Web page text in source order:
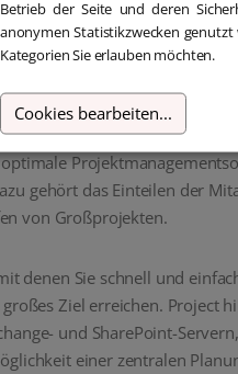
Beschreibung
gehört das Einteilen der
von Großprojekten.
denen Sie schnell und
Ziel erreichen. Project
und SharePoint-
einer zentralen
Betrieb der Seite und deren
anonymen Statistikzwecken genutzt
Kategorien Sie erlauben möchten.
Cookies bearbeiten...